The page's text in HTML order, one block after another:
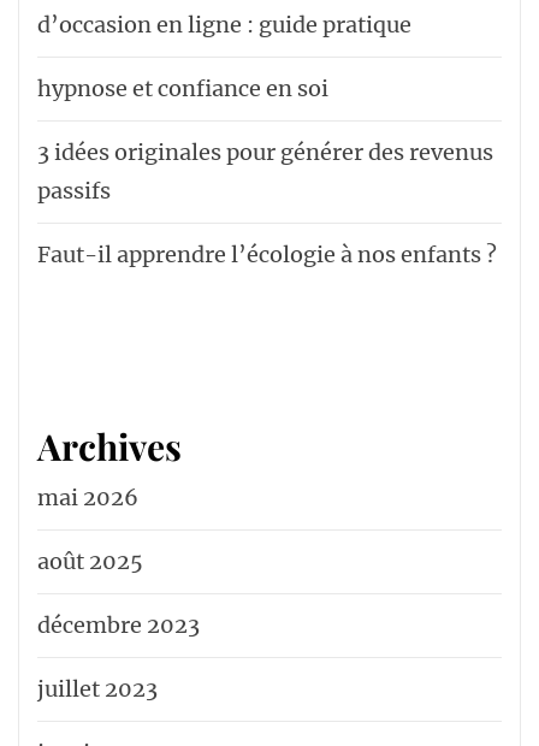
d’occasion en ligne : guide pratique
hypnose et confiance en soi
3 idées originales pour générer des revenus
passifs
Faut-il apprendre l’écologie à nos enfants ?
Archives
mai 2026
août 2025
décembre 2023
juillet 2023